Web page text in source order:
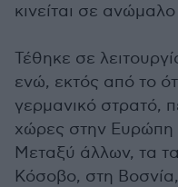
κινείται σε
Τέθηκε σε
ενώ, εκτός από το
γερμανικό στρατό,
χώρες στην Ευρώπη
Μεταξύ άλλων, τα
Κόσοβο, στη